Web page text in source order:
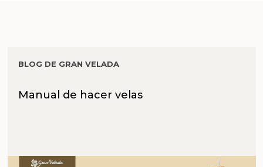
BLOG DE GRAN VELADA
Manual de hacer velas